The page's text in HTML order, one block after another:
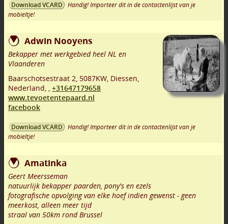
Download VCARD
Handig! Importeer dit in de contactenlijst van je
mobieltje!
Adwin Nooyens
Bekapper met werkgebied heel NL en
Vlaanderen
Baarschotsestraat 2, 5087KW, Diessen,
Nederland, , +31647179658
www.tevoetentepaard.nl
facebook
Download VCARD
Handig! Importeer dit in de contactenlijst van je
mobieltje!
Amatinka
Geert Meersseman
natuurlijk bekapper paarden, pony's en ezels
fotografische opvolging van elke hoef indien gewenst - geen
meerkost, alleen meer tijd
straal van 50km rond Brussel